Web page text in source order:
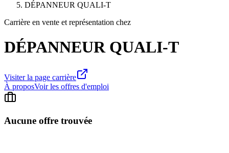
DÉPANNEUR QUALI-T
Carrière en vente et représentation chez
DÉPANNEUR QUALI-T
Visiter la page carrière
À proposVoir les offres d'emploi
Aucune offre trouvée